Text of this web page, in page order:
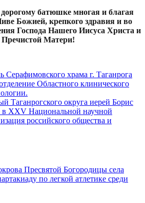
батюшке многая и благая
Божией, крепкого здравия и во
Господа Нашего Иисуса Христа и
Пречистой Матери!
Серафимовского храма г. Таганрога
Областного клинического
Таганрогского округа иерей Борис
в XXV Национальной научной
российского общества и